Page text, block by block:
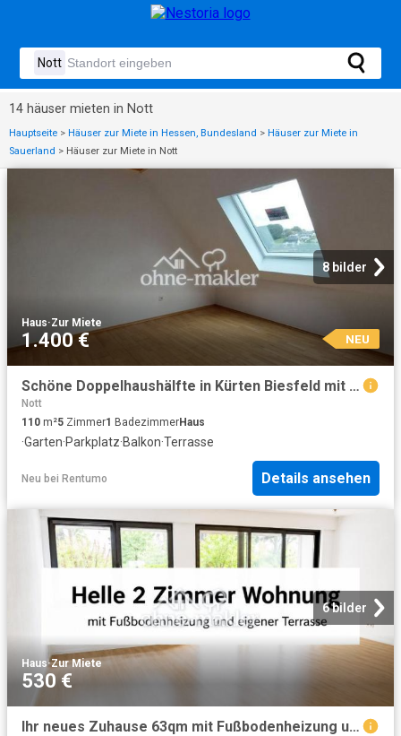
14 häuser mieten in Nott
Hauptseite > Häuser zur Miete in Hessen, Bundesland > Häuser zur Miete in
Sauerland > Häuser zur Miete in Nott
8 bilder
Haus·Zur Miete
1.400 € NEU
Schöne Doppelhaushälfte in Kürten Biesfeld mit Garten
Nott
110 m²5 Zimmer1 BadezimmerHaus
·Garten·Parkplatz·Balkon·Terrasse
Neu bei Rentumo Details ansehen
6 bilder
Haus·Zur Miete
530 €
Ihr neues Zuhause 63qm mit Fußbodenheizung und eigener Terrasse